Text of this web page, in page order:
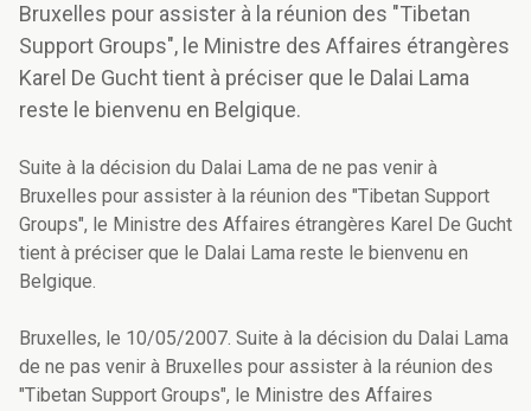
Bruxelles pour assister à la réunion des "Tibetan
Support Groups", le Ministre des Affaires étrangères
Karel De Gucht tient à préciser que le Dalai Lama
reste le bienvenu en Belgique.
Suite à la décision du Dalai Lama de ne pas venir à
Bruxelles pour assister à la réunion des "Tibetan Support
Groups", le Ministre des Affaires étrangères Karel De Gucht
tient à préciser que le Dalai Lama reste le bienvenu en
Belgique.
Bruxelles, le 10/05/2007. Suite à la décision du Dalai Lama
de ne pas venir à Bruxelles pour assister à la réunion des
"Tibetan Support Groups", le Ministre des Affaires